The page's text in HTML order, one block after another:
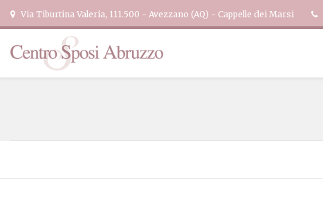
Via Tiburtina Valeria, 111.500 - Avezzano (AQ) - Cappelle dei Marsi